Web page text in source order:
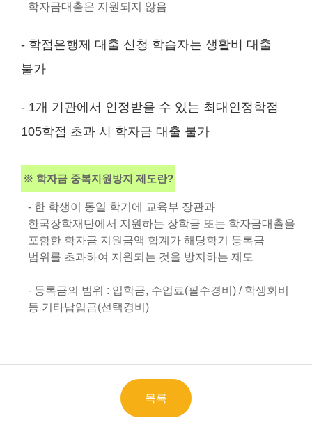
학자금대출은 지원되지 않음
- 학점은행제 대출 신청 학습자는 생활비 대출
불가
- 1개 기관에서 인정받을 수 있는 최대인정학점
105학점 초과 시 학자금 대출 불가
※ 학자금 중복지원방지 제도란?
- 한 학생이 동일 학기에 교육부 장관과
한국장학재단에서 지원하는 장학금 또는 학자금대출을
포함한 학자금 지원금액 합계가 해당학기 등록금
범위를 초과하여 지원되는 것을 방지하는 제도
- 등록금의 범위 : 입학금, 수업료(필수경비) / 학생회비
등 기타납입금(선택경비)
목록